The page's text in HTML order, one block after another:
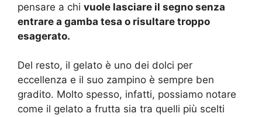
pensare a chi vuole lasciare il segno senza
entrare a gamba tesa o risultare troppo
esagerato.
Del resto, il gelato è uno dei dolci per
eccellenza e il suo zampino è sempre ben
gradito. Molto spesso, infatti, possiamo notare
come il gelato a frutta sia tra quelli più scelti